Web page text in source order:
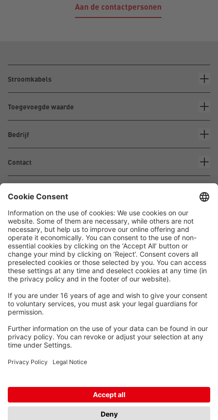
Aan de contactpersonen
Stroomkabels
Toegevoegde waarde
Bedrijf
Contact
Waskönig+Walter
Kabel-Werk GmbH u. Co. KG
Ostermoorstraße 77
26683 Saterland
Telefoon +49 4498 88-0
Fax +49 4498 88-900
info[att]waskoenig.de
Volg ons: